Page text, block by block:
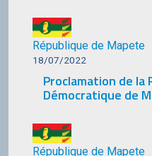
République de Mapete
18/07/2022
Proclamation de la
Démocratique de
République de Mapete